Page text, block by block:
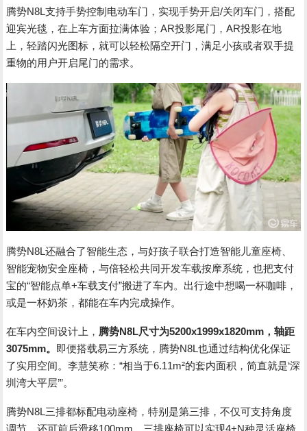
腾势N8L支持手势控制电动车门，实现手势开启/关闭车门，搭配
迎宾光毯，在上车方面拉满体验；AR投影尾门，AR投影在地
上，轻踏闪光图标，就可以轻松隔空开门，满足小孩或者双手提
重物的用户开启尾门的需求。
腾势N8L还融合了智能生态，与好孩子联合打造智能儿童座椅、
智能宠物安全座椅，与倍轻松共同开发车载按摩系统，也把支付
宝的“智能点单+车载支付”搬进了车内。出行途中想喝一杯咖啡，
或是一杯奶茶，都能在车内完成操作。
在车内空间设计上， 腾势N8L尺寸为5200x1999x1820mm，轴距
3075mm。 即便搭载易三方系统，腾势N8L也通过结构优化保证
了实用空间。李慧笑称：“相当于6.11m²的套内面积，简直就是‘深
圳湾大平层’”。
腾势N8L三排都标配电动座椅，特别是第三排，不仅可支持角度